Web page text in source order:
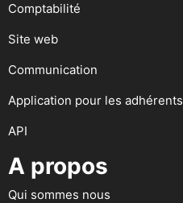
Comptabilité
Site web
Communication
Application pour les adhérents
API
A propos
Qui sommes nous